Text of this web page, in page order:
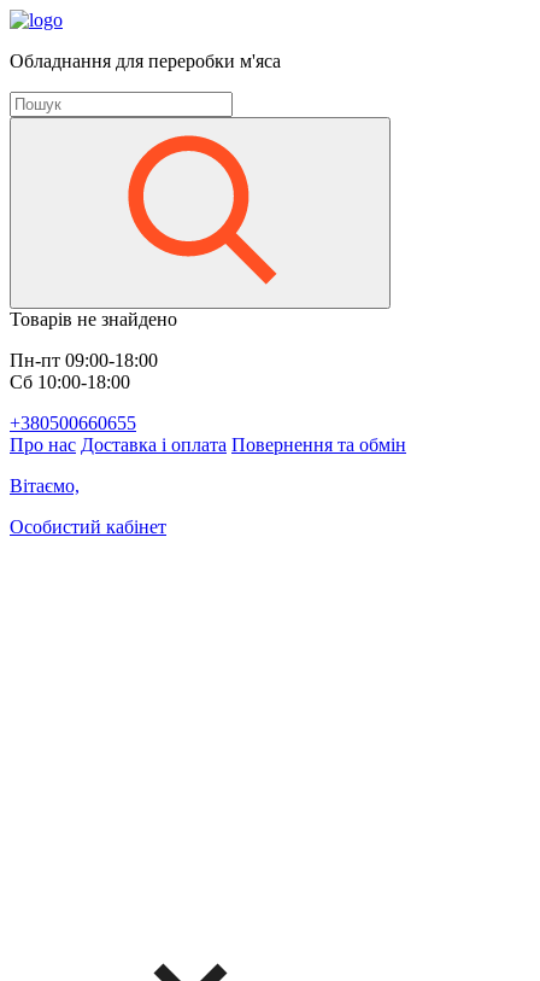
Обладнання для переробки м'яса
Товарів не знайдено
Пн-пт 09:00-18:00
Сб 10:00-18:00
+380500660655
Про нас Доставка і оплата Повернення та обмін
Вітаємо,
Особистий кабінет